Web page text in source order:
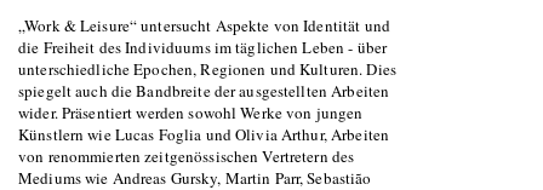
„Work & Leisure“ untersucht Aspekte von Identität und
die Freiheit des Individuums im täglichen Leben - über
unterschiedliche Epochen, Regionen und Kulturen. Dies
spiegelt auch die Bandbreite der ausgestellten Arbeiten
wider. Präsentiert werden sowohl Werke von jungen
Künstlern wie Lucas Foglia und Olivia Arthur, Arbeiten
von renommierten zeitgenössischen Vertretern des
Mediums wie Andreas Gursky, Martin Parr, Sebastião